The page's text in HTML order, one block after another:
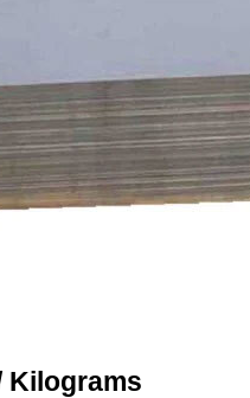
Kilograms